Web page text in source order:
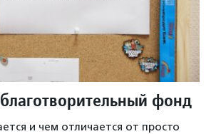
фонд
и чем отличается от просто